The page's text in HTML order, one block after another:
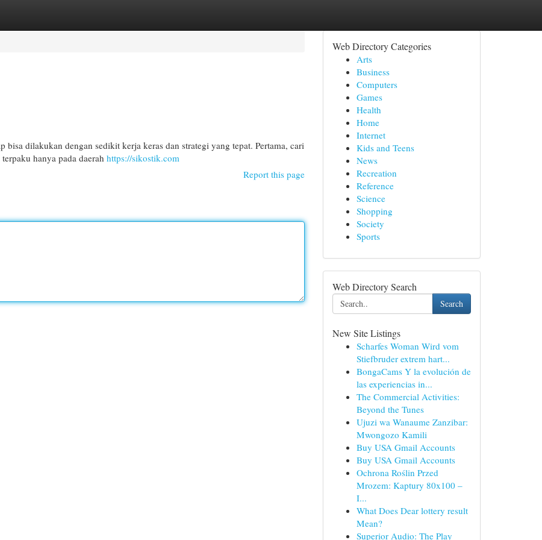
dilakukan dengan sedikit kerja keras dan strategi yang tepat. Pertama, cari
hanya pada daerah https://sikostik.com
Report this page
Web Directory Categories
Arts
Business
Computers
Games
Health
Home
Internet
Kids and Teens
News
Recreation
Reference
Science
Shopping
Society
Sports
Web Directory Search
Search
New Site Listings
Scharfes Woman Wird vom
Stiefbruder extrem hart...
BongaCams Y la evolución de
las experiencias in...
The Commercial Activities:
Beyond the Tunes
Ujuzi wa Wanaume Zanzibar:
Mwongozo Kamili
Buy USA Gmail Accounts
Buy USA Gmail Accounts
Ochrona Roślin Przed
Mrozem: Kaptury 80x100 –
I...
What Does Dear lottery result
Mean?
Superior Audio: The Play